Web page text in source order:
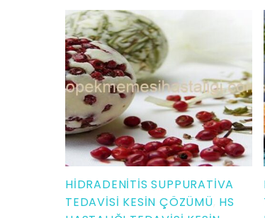
HIDRADENITIS SUPPURATIVA
TEDAVISI KESIN ÇÖZÜMÜ HS